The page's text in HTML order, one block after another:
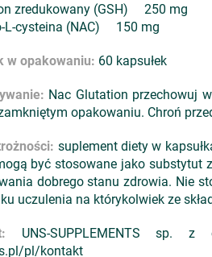
zredukowany (GSH) 250 mg
L-cysteina (NAC) 150 mg
w opakowaniu: 60 kapsułek
Nac Glutation przechowuj
opakowaniu. Chroń
suplement diety w
być stosowane jako substytut
dobrego stanu zdrowia. Nie
uczulenia na którykolwiek ze
UNS-SUPPLEMENTS sp. z
pl/kontakt